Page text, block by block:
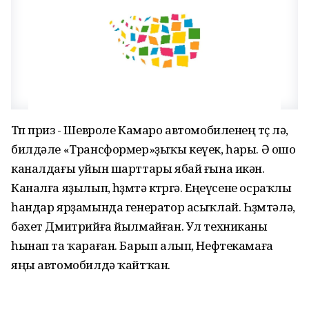
Төп приз - Шевроле Камаро автомобиленең төҫө лә,
билдәле «Трансформер»ҙыҡы кеүек, һары. Ә ошо
каналдағы уйын шарттары ябай ғына икән.
Каналға яҙылып, һөҙөмтә көтөргә. Еңеүсене осраҡлы
һандар ярҙамында генератор асыҡлай. Һөҙөмтәлә,
бәхет Дмитрийға йылмайған. Ул техниканы
һынап та ҡараған. Барып алып, Нефтекамаға
яңы автомобилдә ҡайтҡан.